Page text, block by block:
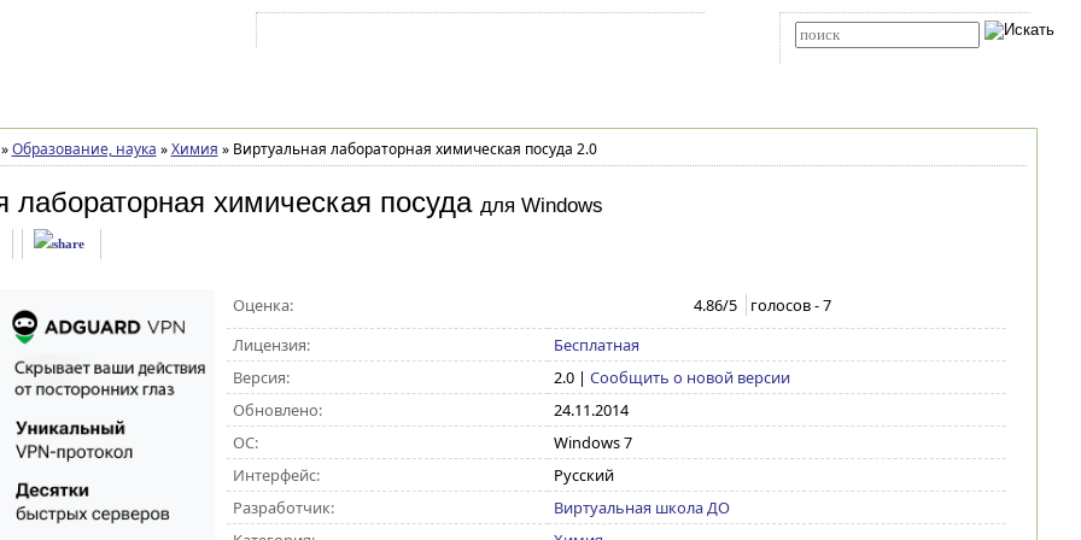
» Образование, наука » Химия »Виртуальная лабораторная химическая посуда 2.0
лабораторная химическая посуда для Windows
Оценка: 4.86/5 голосов -7
Лицензия:
Бесплатная
Версия:
2.0| Сообщить о новой версии
Обновлено:
24.11.2014
ОС:
Windows 7
Интерфейс:
Русский
Разработчик:
Виртуальная школа ДО